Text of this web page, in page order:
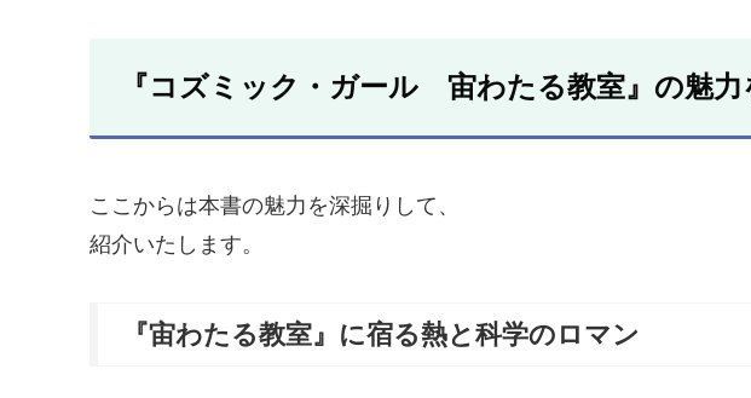
『コズミック・ガール 宙わたる教室』の魅力
ここからは本書の魅力を深掘りして、
紹介いたします。
『宙わたる教室』に宿る熱と科学のロマン